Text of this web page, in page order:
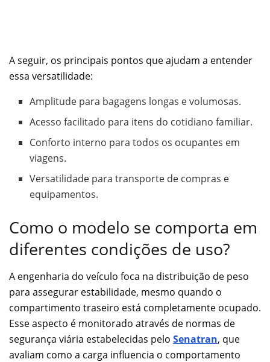
A seguir, os principais pontos que ajudam a entender
essa versatilidade:
Amplitude para bagagens longas e volumosas.
Acesso facilitado para itens do cotidiano familiar.
Conforto interno para todos os ocupantes em
viagens.
Versatilidade para transporte de compras e
equipamentos.
Como o modelo se comporta em
diferentes condições de uso?
A engenharia do veículo foca na distribuição de peso
para assegurar estabilidade, mesmo quando o
compartimento traseiro está completamente ocupado.
Esse aspecto é monitorado através de normas de
segurança viária estabelecidas pelo Senatran, que
avaliam como a carga influencia o comportamento